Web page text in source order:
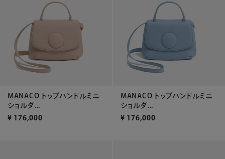
MANACO トップハンドルミニ
ショルダ...
¥ 176,000
MANACO トップハンドルミニ
ショルダ...
¥ 176,000